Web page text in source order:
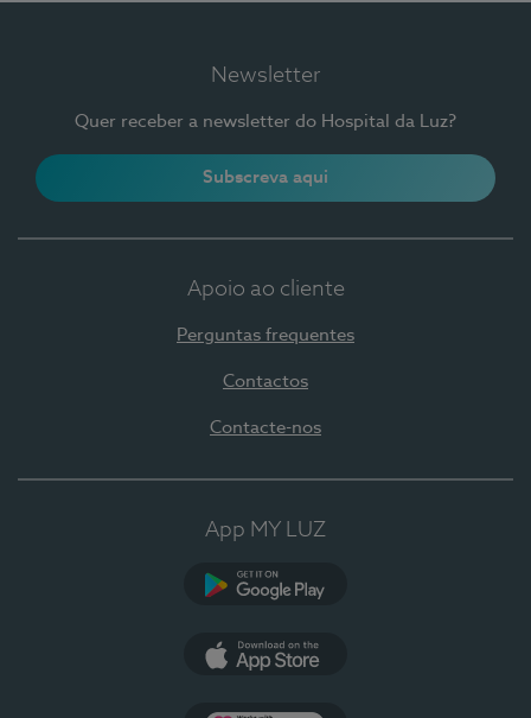
Newsletter
Quer receber a newsletter do Hospital da Luz?
Subscreva aqui
Apoio ao cliente
Perguntas frequentes
Contactos
Contacte-nos
App MY LUZ